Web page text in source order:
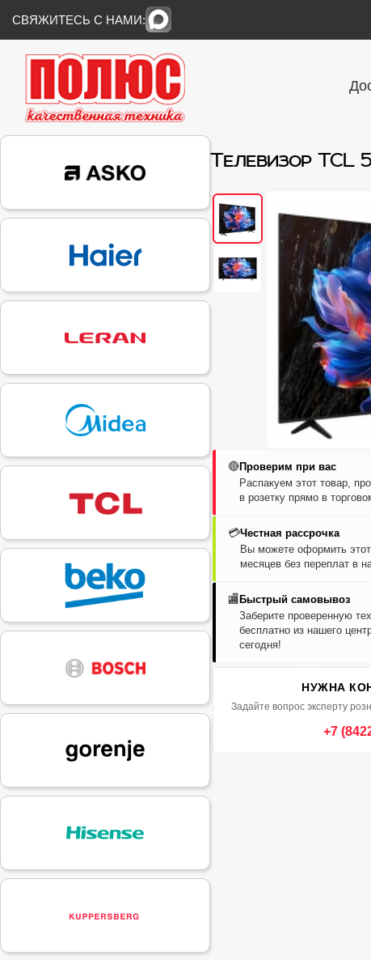
СВЯЖИТЕСЬ С НАМИ:
Телевизор TCL
🔴Проверим при вас
Распакуем этот товар,
в розетку прямо в
💳Честная рассрочка
Вы можете оформить
месяцев без переплат в
🏬 Быстрый самовывоз
Заберите проверенную
бесплатно из нашего
сегодня!
НУЖНА
Задайте вопрос эксперту
+7